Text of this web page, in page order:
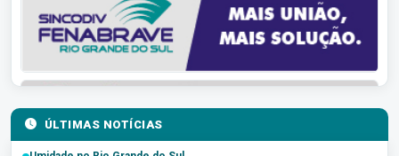
ÚLTIMAS NOTÍCIAS